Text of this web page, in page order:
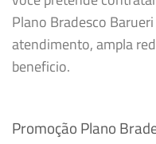
Plano Bradesco
atendimento, ampla
beneficio.
Promoção Plano